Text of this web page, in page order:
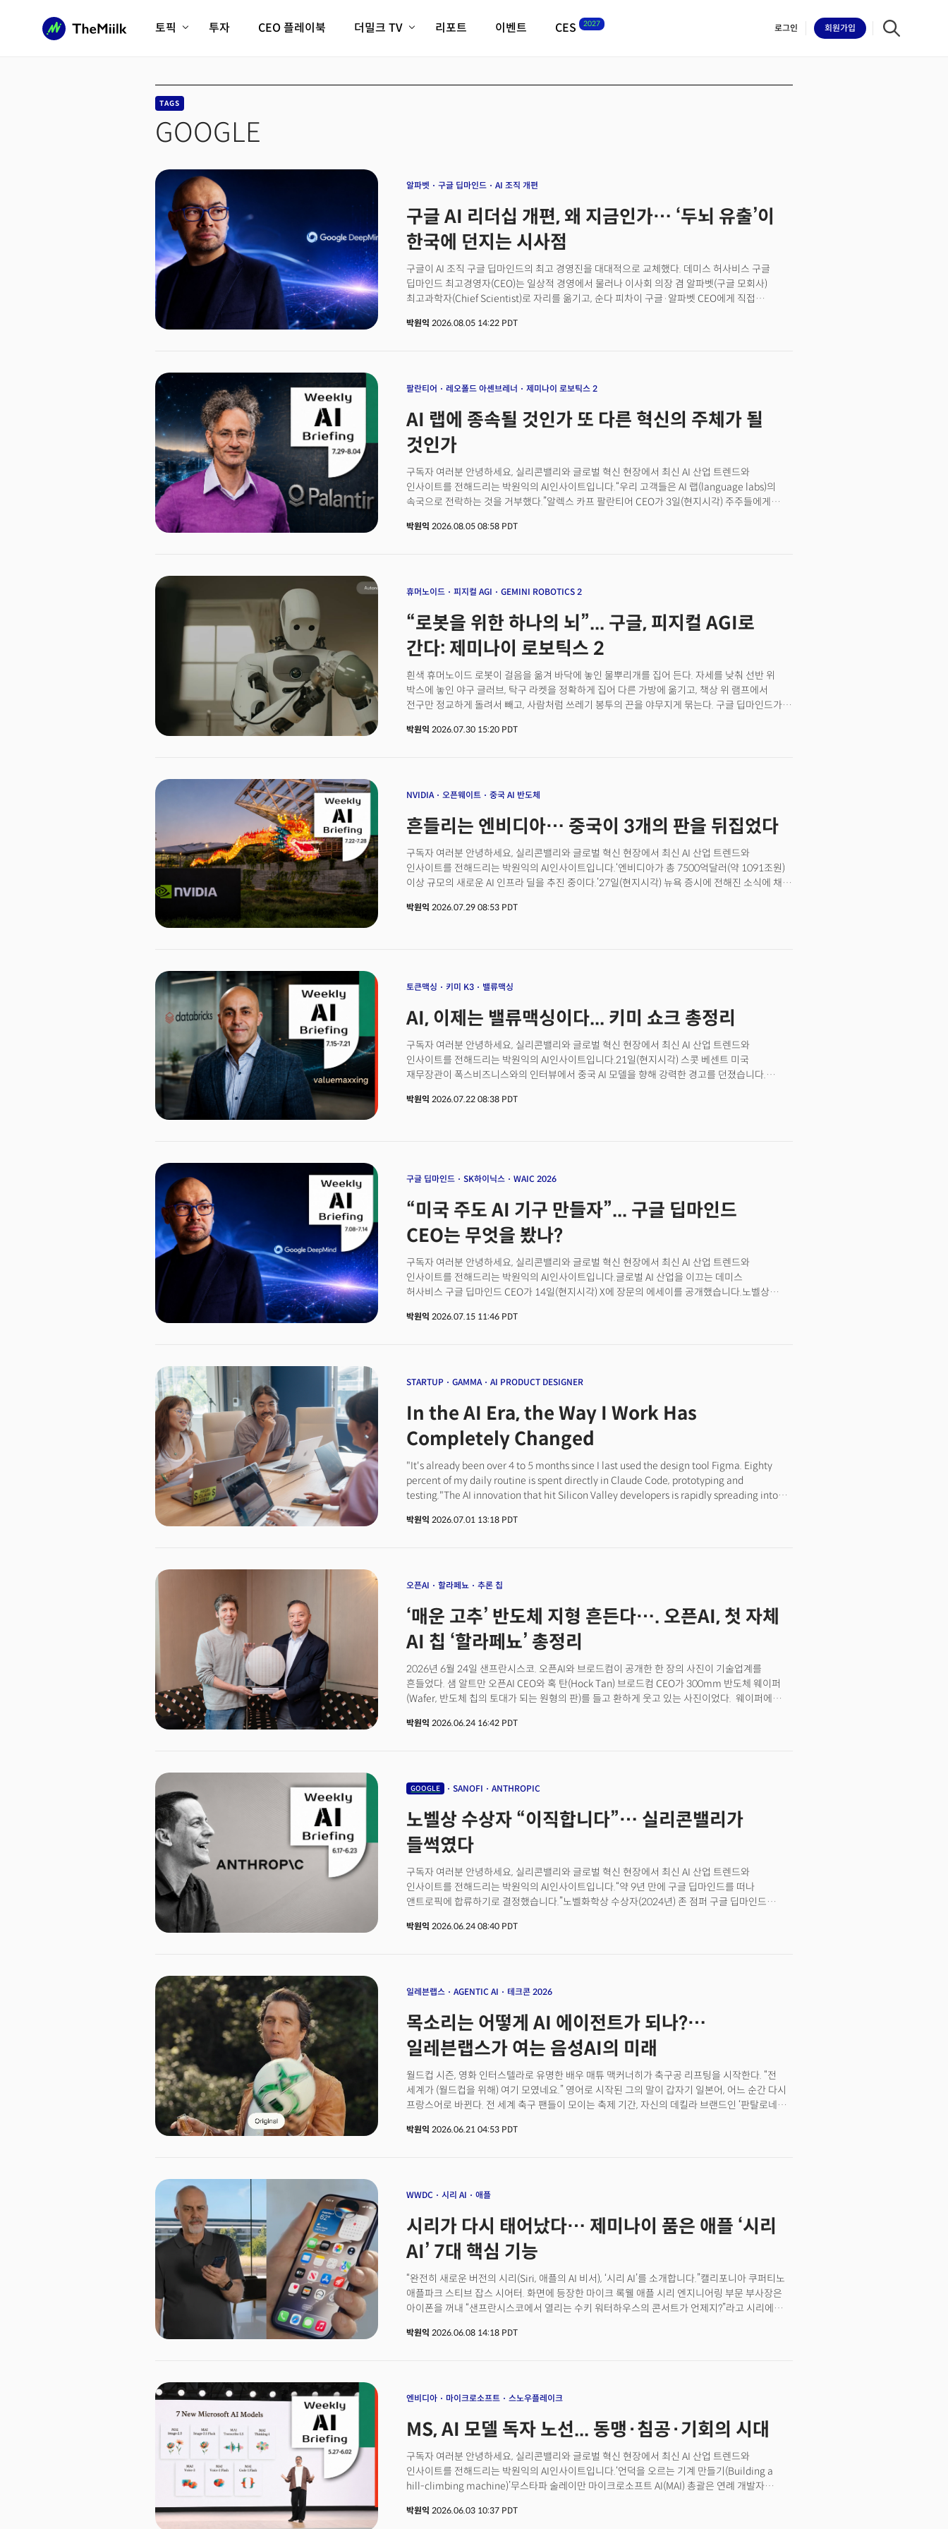
토픽
피지컬AI/로봇
AX비즈니스혁명
전체 기사 보기
투자 CEO 플레이북 더밀크 TV
더밀크 아카데미
더웨이브/트렌드쇼
밸리토크
리포트 이벤트 CES 2027 로그인 회원가입
TAGS
GOOGLE
알파벳 구글 딥마인드 AI 조직 개편
구글 AI 리더십 개편, 왜 지금인가… ‘두뇌 유출’이
한국에 던지는 시사점
구글이 AI 조직 구글 딥마인드의 최고 경영진을 대대적으로 교체했다. 데미스 허사비스 구글
딥마인드 최고경영자(CEO)는 일상적 경영에서 물러나 이사회 의장 겸 알파벳(구글 모회사)
최고과학자(Chief Scientist)로 자리를 옮기고, 순다 피차이 구글·알파벳 CEO에게 직접
직함으로 제미나이 모델 개발과 프런티어 연구를 총괄하게 됐다. 같은 날 구글 수석과학자 제프
박원익 2026.08.05 14:22 PDT
팔란티어 레오폴드 아셴브레너 제미나이 로보틱스 2
AI 랩에 종속될 것인가 또 다른 혁신의 주체가 될
것인가
구독자 여러분 안녕하세요, 실리콘밸리와 글로벌 혁신 현장에서 최신 AI 산업 트렌드와
인사이트를 전해드리는 박원익의 AI인사이트입니다.“우리 고객들은 AI 랩(language labs)의
속국으로 전락하는 것을 거부했다.”알렉스 카프 팔란티어 CEO가 3일(현지시각) 주주들에게
조준한 것입니다. 그는 “대형언어모델(LLM)을 개발하는 많은 이들은 의도적으로든 아니든
활용해 AI 전환에 직접 나서야 한다는 것이죠.그의 주장은 숫자로 뒷받침됐습니다. 팔란티어
미국 상업 부문 매출이 7억6400만달러로 149% 늘었다는 점이 두드러진 특징입니다. 기업 고객
증가로 상업 부문 매출이 크게 증가한 것이죠. 정부 사업에 집중돼 있던 팔란티어의 매출 구조가
다변화되고 있다는 사실에 4일 뉴욕증시에서 팔란티어의 주가는 30% 치솟았습니다.팔란티어의
접어들었습니다. 단순히 모델을 개발하고 사용하는 단계에서 벗어나 ‘데이터·AI 주권을 확보하며
실질적 결과를 만드는 기업’으로 가치가 이동하고 있는 것이죠.
박원익 2026.08.05 08:58 PDT
휴머노이드 피지컬 AGI GEMINI ROBOTICS 2
“로봇을 위한 하나의 뇌”... 구글, 피지컬 AGI로
간다: 제미나이 로보틱스 2
흰색 휴머노이드 로봇이 걸음을 옮겨 바닥에 놓인 물뿌리개를 집어 든다. 자세를 낮춰 선반 위
박스에 놓인 야구 글러브, 탁구 라켓을 정확하게 집어 다른 가방에 옮기고, 책상 위 램프에서
전구만 정교하게 돌려서 빼고, 사람처럼 쓰레기 봉투의 끈을 야무지게 묶는다. 구글 딥마인드가
손끝을 넘어 다리와 허리, 균형 감각까지 아우르는 ‘전신’으로 AI 기반 로봇의 제어 범위가 확장된
박원익 2026.07.30 15:20 PDT
NVIDIA 오픈웨이트 중국 AI 반도체
흔들리는 엔비디아… 중국이 3개의 판을 뒤집었다
구독자 여러분 안녕하세요, 실리콘밸리와 글로벌 혁신 현장에서 최신 AI 산업 트렌드와
인사이트를 전해드리는 박원익의 AI인사이트입니다.‘엔비디아가 총 7500억달러(약 1091조원)
이상 규모의 새로운 AI 인프라 딜을 추진 중이다.’27일(현지시각) 뉴욕 증시에 전해진 소식에 채권
0.14%포인트 급등, 연 0.82%포인트(82bp)에 도달한 것입니다. 2025년 11월 해당 계약이
박원익 2026.07.29 08:53 PDT
토큰맥싱 키미 K3 밸류맥싱
AI, 이제는 밸류맥싱이다... 키미 쇼크 총정리
구독자 여러분 안녕하세요, 실리콘밸리와 글로벌 혁신 현장에서 최신 AI 산업 트렌드와
인사이트를 전해드리는 박원익의 AI인사이트입니다.21일(현지시각) 스콧 베센트 미국
재무장관이 폭스비즈니스와의 인터뷰에서 중국 AI 모델을 향해 강력한 경고를 던졌습니다.
나왔다"라며 “오픈소스 모델을 지지하지만, 지식재산권(IP) 탈취는 그렇지 않다”고 밝혔죠. 해외
이어 모델 자체를 겨냥하기 시작했다는 것은 AI 패권 경쟁이 새로운 국면에 들어섰다는 중요한
어떤 파장을 일으키고 있을까요?
박원익 2026.07.22 08:38 PDT
구글 딥마인드 SK하이닉스 WAIC 2026
“미국 주도 AI 기구 만들자”... 구글 딥마인드
CEO는 무엇을 봤나?
구독자 여러분 안녕하세요, 실리콘밸리와 글로벌 혁신 현장에서 최신 AI 산업 트렌드와
인사이트를 전해드리는 박원익의 AI인사이트입니다.글로벌 AI 산업을 이끄는 데미스
허사비스 구글 딥마인드 CEO가 14일(현지시각) X에 장문의 에세이를 공개했습니다.노벨상
‘AGI(범용인공지능)’가 “불과 몇 년 안에 도래할 것”이라며 지금은 인류가 특이점의 문턱에 서
박원익 2026.07.15 11:46 PDT
STARTUP GAMMA AI PRODUCT DESIGNER
In the AI Era, the Way I Work Has
Completely Changed
"It's already been over 4 to 5 months since I last used the design tool Figma. Eighty
percent of my daily routine is spent directly in Claude Code, prototyping and
testing."The AI innovation that hit Silicon Valley developers is rapidly spreading into
entrusted to AI coding agents, while humans mainly take on judgment and verification
within Google, where the world's top developers gather, AI agents write 75% of new
Agent Platform'The key point is that the AI-driven work revolution is not limited to the
development domain. In Silicon Valley, non-developers are also using AI to improve
work efficiency or turn their ideas into reality through AI coding, making it a daily
박원익 2026.07.01 13:18 PDT
오픈AI 할라페뇨 추론 칩
‘매운 고추’ 반도체 지형 흔든다…. 오픈AI, 첫 자체
AI 칩 ‘할라페뇨’ 총정리
2026년 6월 24일 샌프란시스코. 오픈AI와 브로드컴이 공개한 한 장의 사진이 기술업계를
흔들었다. 샘 알트만 오픈AI CEO와 혹 탄(Hock Tan) 브로드컴 CEO가 300mm 반도체 웨이퍼
(Wafer, 반도체 칩의 토대가 되는 원형의 판)를 들고 환하게 웃고 있는 사진이었다. 웨이퍼에
설계한 자체 AI 칩이다.양사의 발표에 따르면 혹 탄 CEO와 찰리 카와스 브로드컴
‘인텔리전스 프로세서(Intelligence Processor)’로 명명, 양사가 함께 구축할 컴퓨트 플랫폼의 첫
모델 개발사가 직접 설계한 칩이라는 점에서 반도체 및 기술 업계 전반에 적지 않은 파장을
불러일으킬 것으로 예측된다.
박원익 2026.06.24 16:42 PDT
GOOGLE SANOFI ANTHROPIC
노벨상 수상자 “이직합니다”… 실리콘밸리가
들썩였다
구독자 여러분 안녕하세요, 실리콘밸리와 글로벌 혁신 현장에서 최신 AI 산업 트렌드와
인사이트를 전해드리는 박원익의 AI인사이트입니다.“약 9년 만에 구글 딥마인드를 떠나
앤트로픽에 합류하기로 결정했습니다.”노벨화학상 수상자(2024년) 존 점퍼 구글 딥마인드
이끌어온 상징적 인물이 경쟁사로 간다는 건 의미가 적지 않습니다. 점퍼 부사장은 박사 학위를
(Transformer)’ 아키텍처 논문의 공동 저자이자 구글 제미나이 개발을 주도한 노암
창립 초기부터 가장 함께 일하고 싶었던 사람이다. 10년이 걸렸다”고 말했을 정도죠.AI 핵심
인력의 이동이 말해주는 것이 있습니다. 최첨단 모델을 보유한, 상장을 준비 중인 오픈AI,
앤트로픽으로 AI 연구의 무게추가 이동하고 있다는 점입니다. 최근 상장으로 직원 400여 명을
실리콘밸리에서 진행 중인 보이지 않는 전쟁이 더 치열해지고 있는 것이죠. 슈퍼 인재는 최첨단
AI 모델 개발을 위한 핵심 조건이며 최첨단 AI 모델에 대한 접근 권한은 새로운 권력이 되고
있습니다. 프런티어 AI 연구소가 독점에 가까운 힘을 갖는 시대. 우리는 어떻게 기회를 찾고,
미래를 설계해야 할까요?
박원익 2026.06.24 08:40 PDT
일레븐랩스 AGENTIC AI 테크콘 2026
목소리는 어떻게 AI 에이전트가 되나?…
일레븐랩스가 여는 음성AI의 미래
월드컵 시즌, 영화 인터스텔라로 유명한 배우 매튜 맥커너히가 축구공 리프팅을 시작한다. “전
세계가 (월드컵을 위해) 여기 모였네요.” 영어로 시작된 그의 말이 갑자기 일본어, 어느 순간 다시
프랑스어로 바뀐다. 전 세계 축구 팬들이 모이는 축제 기간, 자신의 데킬라 브랜드인 ‘판탈로네스
광고였다. 끈적한 저음, 편안하고 느긋한 텍사스 사투리 등 맥커너히 특유의 억양과 목소리 톤은
더빙으로 누구나 쉽게 언어 장벽을 허물 수 있는 시대가 열린 것이다. 홍상원 일레븐랩스
기술과 AI 기반 음성 인터페이스(Interface, 접점)의 미래에 관해 설파했다. AI 기술의 발전으로
사람과 다른 사람, 사람과 에이전트(agent, 대리인)의 상호작용이 바뀌고 있으며 그 과정에서
특히 음성이 더 많은 역할을 하게 될 것이란 전망이다. 그는 특히 음성 AI가 단순한 음성 합성을
강조했다. 2022년 피오트르 댐코프스키(Piotr Dąbkowski), 마티 스타니셰프스키(Mati
Staniszewski)가 설립한 일레븐랩스는 뉴욕 맨해튼에 본사를 둔 첨단 AI 음성 합성
스타트업이다. 북미, 유럽, 아시아, 호주, 중동 등 주요 지역에 사무소를 개설하며 빠르게 사업을
확장 중이다. 올해 2월 투자유치 당시 110억달러(약 16조8000억원)의 기업가치를 인정
요소가 되고 있다는 주장이다. 고객 응대 기술이 IVR(음성응답시스템), 챗봇, 보이스 AI로
이에 맞춰 응답하며 실제 업무까지 수행하는 시대가 열리고 있다”고 했다.
박원익 2026.06.21 04:53 PDT
WWDC 시리 AI 애플
시리가 다시 태어났다… 제미나이 품은 애플 ‘시리
AI’ 7대 핵심 기능
“완전히 새로운 버전의 시리(Siri, 애플의 AI 비서), ‘시리 AI’를 소개합니다.”캘리포니아 쿠퍼티노
애플파크 스티브 잡스 시어터. 화면에 등장한 마이크 록웰 애플 시리 엔지니어링 부문 부사장은
아이폰을 꺼내 “샌프란시스코에서 열리는 수키 워터하우스의 콘서트가 언제지?”라고 시리에
7월 26일이며 추첨 방식으로만 입장권을 구할 수 있다”고 즉시 답했다. 학습된 데이터만 답하는
됐다. 록웰에 이어 등장한 저스틴 티티 인텔리전트 시스템 경험 엔지니어링 시니어 디렉터는 시리
나라의 음식 메뉴까지 추천받는 시연을 진행했다. 역시 화면에 손가락 하나 대지 않은 채
대화만으로 진행한 작업이었다.
박원익 2026.06.08 14:18 PDT
엔비디아 마이크로소프트 스노우플레이크
MS, AI 모델 독자 노선... 동맹·침공·기회의 시대
구독자 여러분 안녕하세요, 실리콘밸리와 글로벌 혁신 현장에서 최신 AI 산업 트렌드와
인사이트를 전해드리는 박원익의 AI인사이트입니다.‘언덕을 오르는 기계 만들기(Building a
hill-climbing machine)’무스타파 술레이만 마이크로소프트 AI(MAI) 총괄은 연례 개발자
기계에 비유했습니다. 추론 모델 ‘MAI-Thinking-1’, 코딩 에이전트 모델 ‘MAI-Code-1-Flash’ 등
박원익 2026.06.03 10:37 PDT